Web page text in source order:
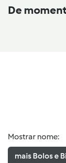
De
Mostrar nome:
mais Bolos e